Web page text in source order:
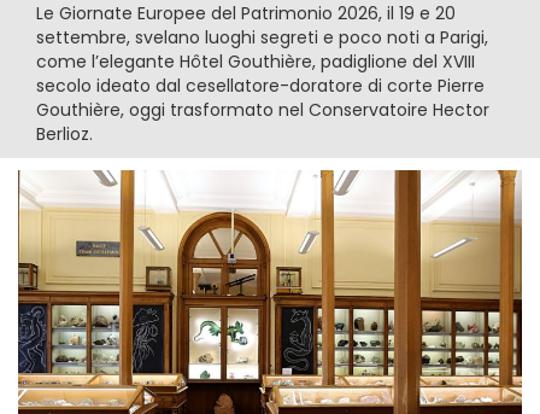
Le Giornate Europee del Patrimonio 2026, il 19 e 20
settembre, svelano luoghi segreti e poco noti a Parigi,
come l’elegante Hôtel Gouthière, padiglione del XVIII
secolo ideato dal cesellatore-doratore di corte Pierre
Gouthière, oggi trasformato nel Conservatoire Hector
Berlioz.